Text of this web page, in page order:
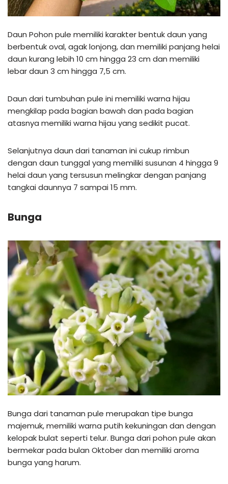
Daun Pohon pule memiliki karakter bentuk daun yang
berbentuk oval, agak lonjong, dan memiliki panjang helai
daun kurang lebih 10 cm hingga 23 cm dan memiliki
lebar daun 3 cm hingga 7,5 cm.
Daun dari tumbuhan pule ini memiliki warna hijau
mengkilap pada bagian bawah dan pada bagian
atasnya memiliki warna hijau yang sedikit pucat.
Selanjutnya daun dari tanaman ini cukup rimbun
dengan daun tunggal yang memiliki susunan 4 hingga 9
helai daun yang tersusun melingkar dengan panjang
tangkai daunnya 7 sampai 15 mm.
Bunga
Bunga dari tanaman pule merupakan tipe bunga
majemuk, memiliki warna putih kekuningan dan dengan
kelopak bulat seperti telur. Bunga dari pohon pule akan
bermekar pada bulan Oktober dan memiliki aroma
bunga yang harum.